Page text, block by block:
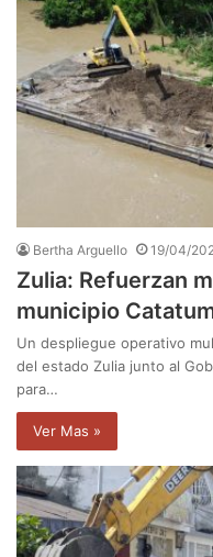
Bertha Arguello 19/04/
Zulia: Refuerzan
municipio
Un despliegue operativo
del estado Zulia junto al
para…
Ver Mas »